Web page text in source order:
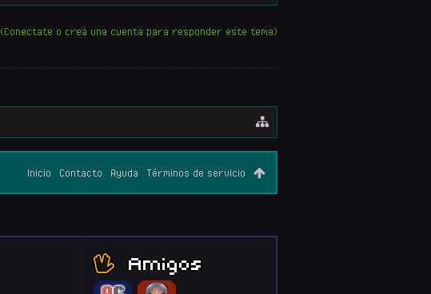
(Conectate o creá una cuenta para responder este tema)
Inicio Contacto Ayuda Términos de servicio
Amigos